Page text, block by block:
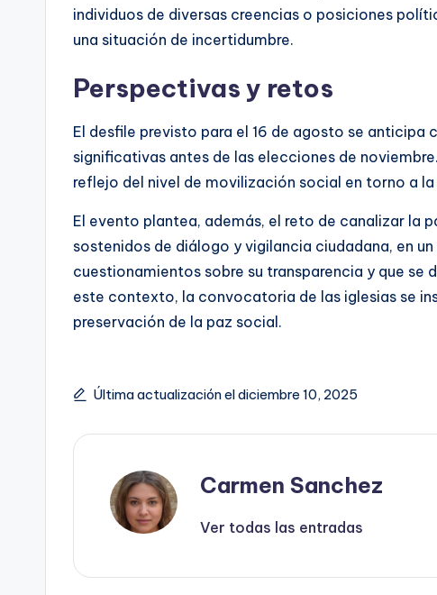
individuos de diversas creencias o posiciones
una situación de incertidumbre.
Perspectivas y retos
El desfile previsto para el 16 de agosto se
significativas antes de las elecciones de
reflejo del nivel de movilización social en torno a
El evento plantea, además, el reto de canalizar la
sostenidos de diálogo y vigilancia ciudadana, en
cuestionamientos sobre su transparencia y que se
este contexto, la convocatoria de las iglesias se
preservación de la paz social.
Última actualización el diciembre 10, 2025
Carmen Sanchez
Ver todas las entradas